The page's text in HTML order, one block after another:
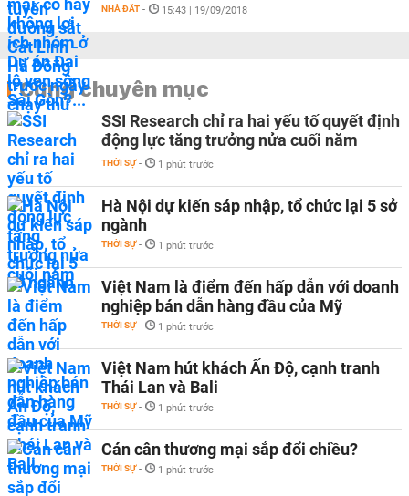
NHÀ ĐẤT - 15:43 | 19/09/2018
Cùng chuyên mục
SSI Research chỉ ra hai yếu tố quyết định
động lực tăng trưởng nửa cuối năm
THỜI SỰ - 1 phút trước
Hà Nội dự kiến sáp nhập, tổ chức lại 5 sở
ngành
THỜI SỰ - 1 phút trước
Việt Nam là điểm đến hấp dẫn với doanh
nghiệp bán dẫn hàng đầu của Mỹ
THỜI SỰ - 1 phút trước
Việt Nam hút khách Ấn Độ, cạnh tranh
Thái Lan và Bali
THỜI SỰ - 1 phút trước
Cán cân thương mại sắp đổi chiều?
THỜI SỰ - 1 phút trước